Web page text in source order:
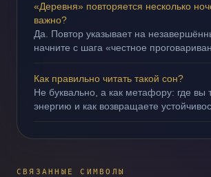
«Деревня» повторяется несколько
важно?
Да. Повтор указывает на
начните с шага «честное
Как правильно читать такой сон?
Не буквально, а как метафору: где вы
энергию и как возвращаете
СВЯЗАННЫЕ СИМВОЛЫ